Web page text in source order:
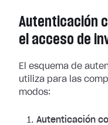
Autenticación
el acceso de
El esquema de
utiliza para las
modos:
Autenticación